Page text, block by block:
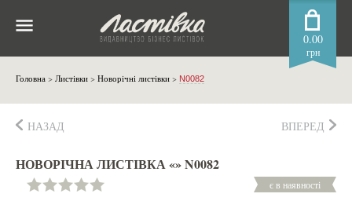
0.00
грн
Головна > Листівки > Новорічні листівки > N0082
НАЗАД ВПЕРЕД
НОВОРІЧНА ЛИСТІВКА «» N0082
є в наявності